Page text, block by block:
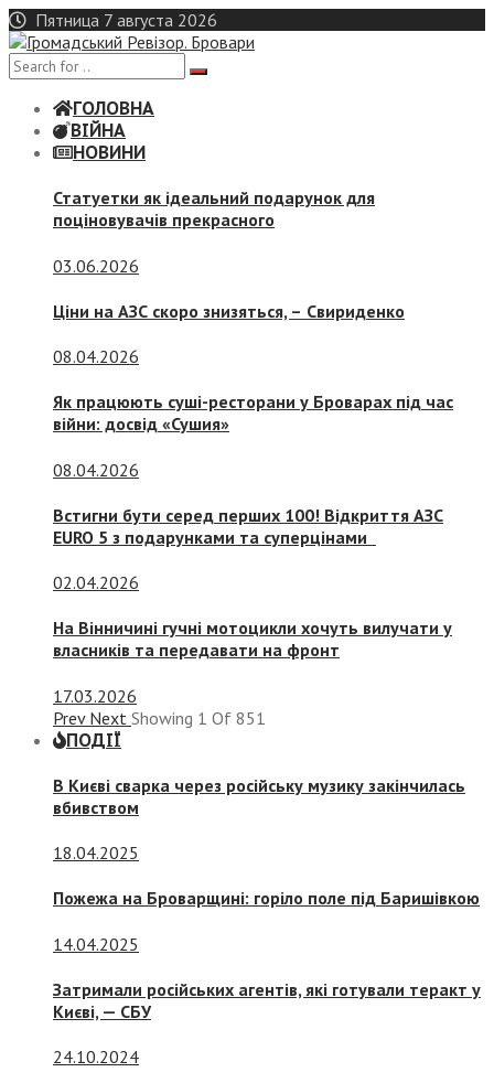
Skip
to
content
Пятница 7 августа 2026
ГОЛОВНА
ВІЙНА
НОВИНИ
Статуетки як ідеальний подарунок для
поціновувачів прекрасного
03.06.2026
Ціни на АЗС скоро знизяться, – Свириденко
08.04.2026
Як працюють суші-ресторани у Броварах під час
війни: досвід «Сушия»
08.04.2026
Встигни бути серед перших 100! Відкриття АЗС
EURO 5 з подарунками та суперцінами
02.04.2026
На Вінничині гучні мотоцикли хочуть вилучати у
власників та передавати на фронт
17.03.2026
Prev Next Showing 1 Of 851
ПОДІЇ
В Києві сварка через російську музику закінчилась
вбивством
18.04.2025
Пожежа на Броварщині: горіло поле під Баришівкою
14.04.2025
Затримали російських агентів, які готували теракт у
Києві, — СБУ
24.10.2024